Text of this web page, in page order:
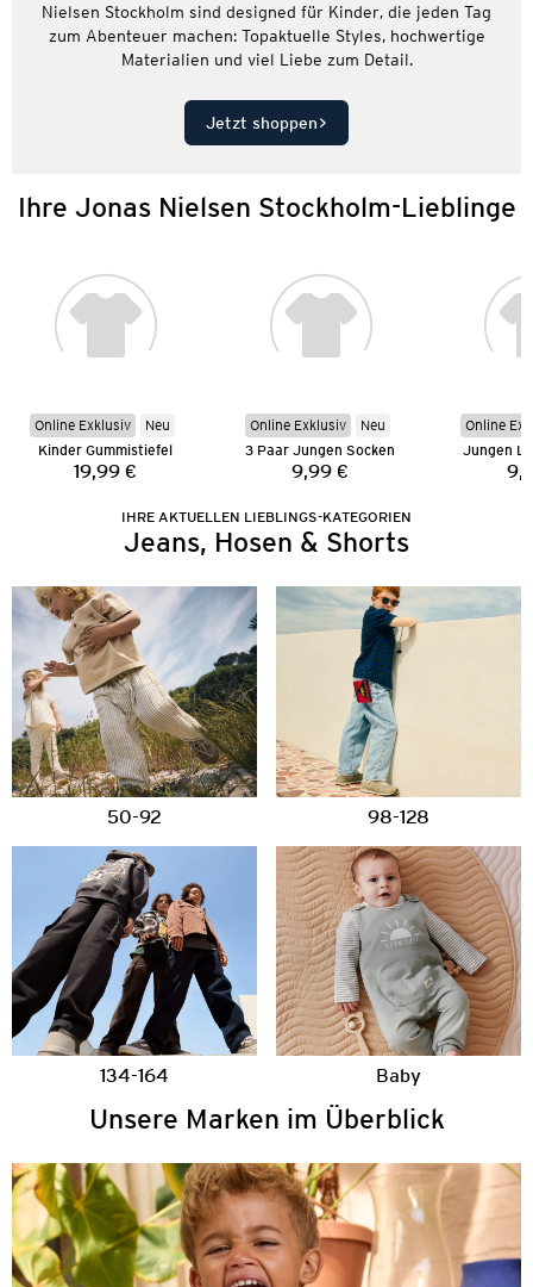
Nielsen Stockholm sind designed für Kinder, die jeden Tag
zum Abenteuer machen: Topaktuelle Styles, hochwertige
Materialien und viel Liebe zum Detail.
Jetzt shoppen
Ihre Jonas Nielsen Stockholm-Lieblinge
Online Exklusiv
Neu
Kinder Gummistiefel
Preis:
19,99 €
Online Exklusiv
Neu
3 Paar Jungen Socken
Preis:
9,99 €
Online
Jungen
IHRE AKTUELLEN LIEBLINGS-KATEGORIEN
Jeans, Hosen & Shorts
50-92 98-128
134-164 Baby
Unsere Marken im Überblick